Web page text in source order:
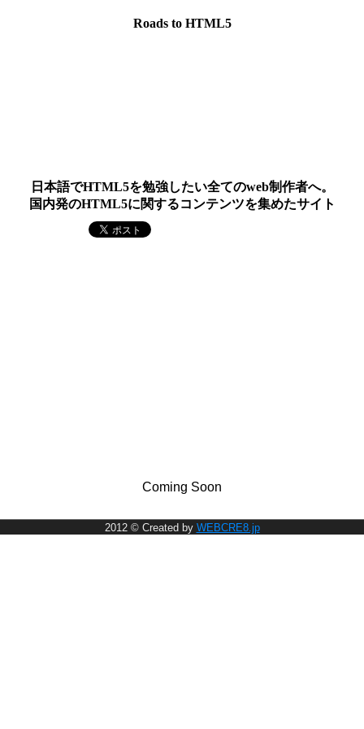
Roads to HTML5
日本語でHTML5を勉強したい全てのweb制作者へ。
国内発のHTML5に関するコンテンツを集めたサイト
Coming Soon
2012 © Created by WEBCRE8.jp